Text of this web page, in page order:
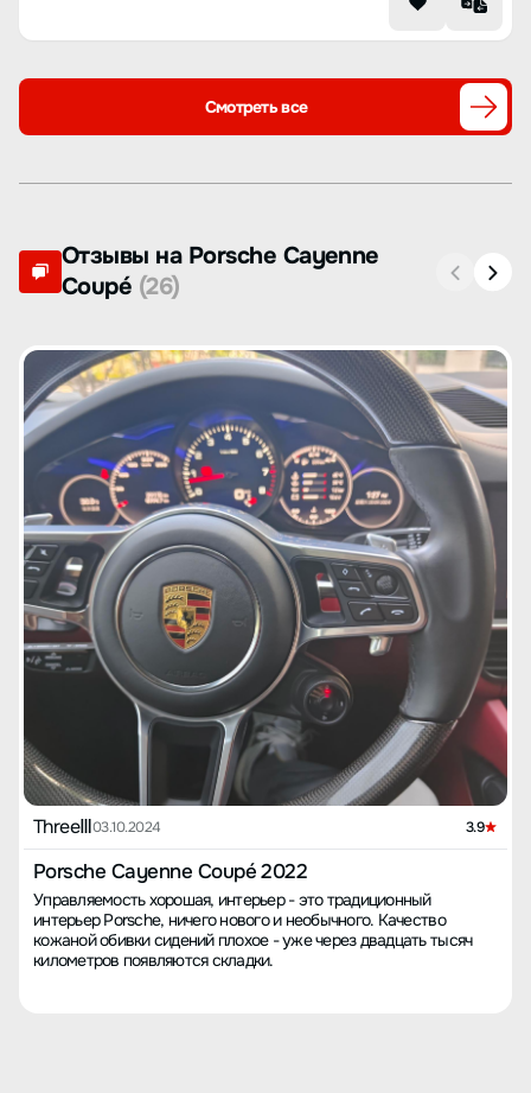
Смотреть все
Отзывы на Porsche Cayenne
Coupé (26)
ThreeⅢ03.10.2024 3.9
Porsche Cayenne Coupé 2022
Управляемость хорошая, интерьер - это традиционный
интерьер Porsche, ничего нового и необычного. Качество
кожаной обивки сидений плохое - уже через двадцать тысяч
километров появляются складки.